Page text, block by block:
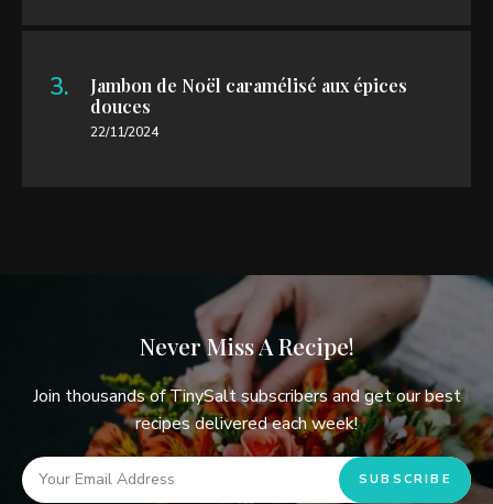
Jambon de Noël caramélisé aux épices
douces
22/11/2024
Never Miss A Recipe!
Join thousands of TinySalt subscribers and get our best
recipes delivered each week!